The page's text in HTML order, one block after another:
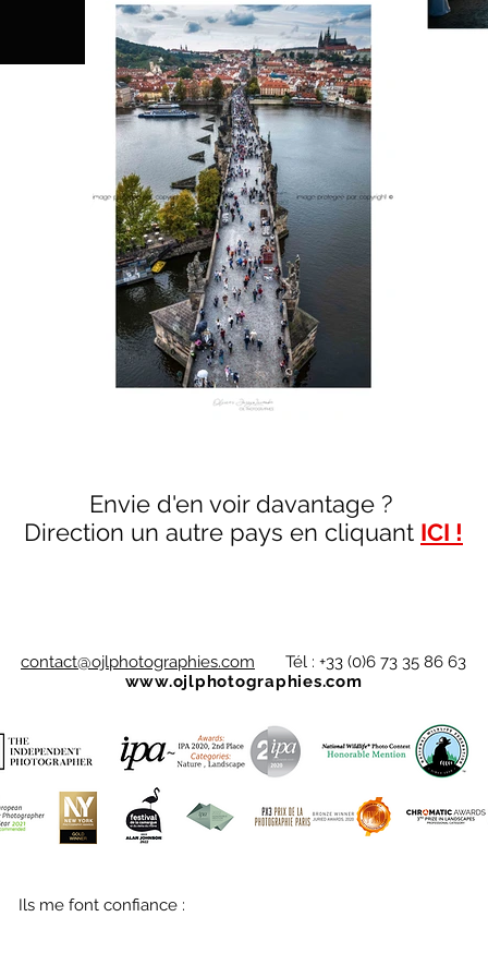
Envie d'en voir davantage ?
Direction un autre pays en cliquant ICI !
contact@ojlphotographies.com Tél : +33 (0)6 73 35 86 63
www.ojlphotographies.com
Ils me font confiance :